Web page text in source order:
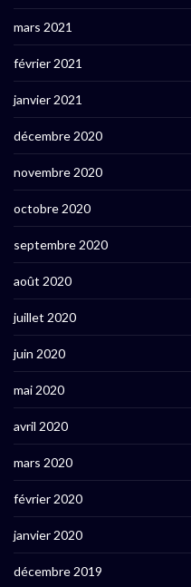
mars 2021
février 2021
janvier 2021
décembre 2020
novembre 2020
octobre 2020
septembre 2020
août 2020
juillet 2020
juin 2020
mai 2020
avril 2020
mars 2020
février 2020
janvier 2020
décembre 2019